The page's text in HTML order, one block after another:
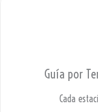
Guía por
Cada